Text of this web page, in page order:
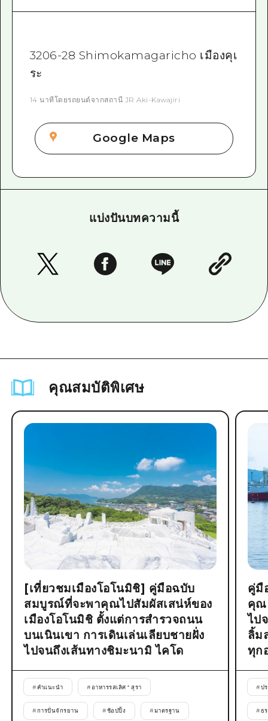
3206-28 Shimokamagaricho เมืองคุเ
ระ
14 นาทีโดยรถยนต์จากสถานี JR Aki-Kawajiri
Google Maps
แบ่งปันบทความนี้
คุณสมบัติพิเศษ
[เที่ยวชมเมืองโอโนมิชิ] คู่มือฉบับ
สมบูรณ์ที่จะพาคุณไปสัมผัสเสน่ห์ของ
เมืองโอโนมิชิ ตั้งแต่การสำรวจถนน
บนเนินเขา การเดินเล่นเลียบชายฝั่ง
ไปจนถึงเส้นทางชิมะนามิ ไคโด
#คำแนะนำ # อาหารรสเลิศ * สุรา
#การปั่นจักรยาน #ช้อปปิ้ง #มาตรฐาน
คู่มื
คุณ
ไป
ลิ้ม
ทุก
#ป
#ธ